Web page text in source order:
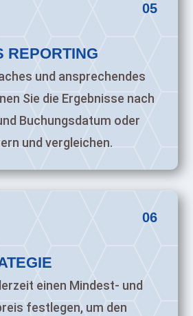
05
REPORTING
und ansprechendes
Sie die Ergebnisse nach
Buchungsdatum oder
und vergleichen.
06
einen Mindest- und
festlegen, um den